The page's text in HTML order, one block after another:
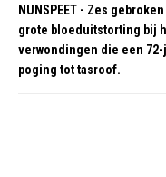
NUNSPEET - Zes
grote bloeduitstorting bij
verwondingen die een
poging tot tasroof.